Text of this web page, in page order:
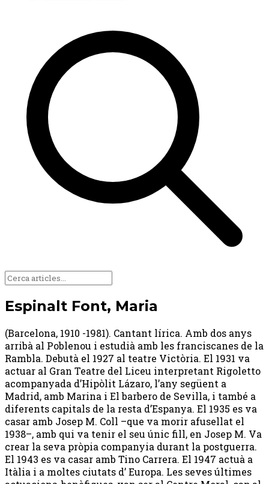
Espinalt Font, Maria
(Barcelona, 1910 -1981). Cantant lírica. Amb dos anys
arribà al Poblenou i estudià amb les franciscanes de la
Rambla. Debutà el 1927 al teatre Victòria. El 1931 va
actuar al Gran Teatre del Liceu interpretant Rigoletto
acompanyada d’Hipòlit Lázaro, l’any següent a
Madrid, amb Marina i El barbero de Sevilla, i també a
diferents capitals de la resta d’Espanya. El 1935 es va
casar amb Josep M. Coll –que va morir afusellat el
1938–, amb qui va tenir el seu únic fill, en Josep M. Va
crear la seva pròpia companyia durant la postguerra.
El 1943 es va casar amb Tino Carrera. El 1947 actuà a
Itàlia i a moltes ciutats d’ Europa. Les seves últimes